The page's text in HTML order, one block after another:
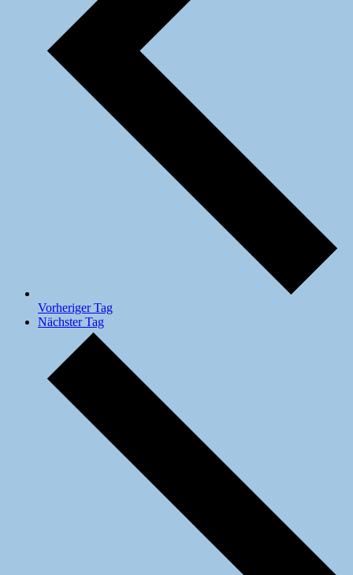
Vorheriger Tag
Nächster Tag